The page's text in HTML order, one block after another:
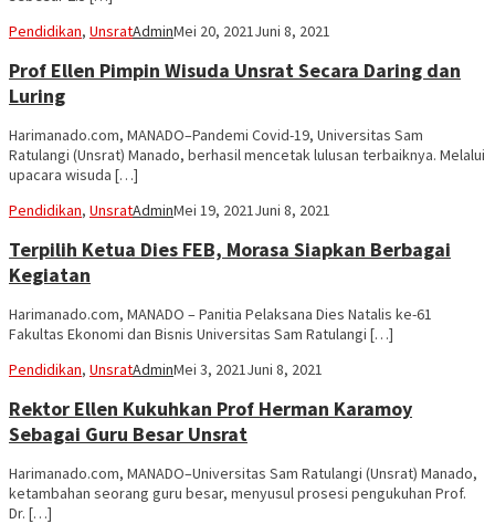
Pendidikan, UnsratAdminMei 20, 2021Juni 8, 2021
Prof Ellen Pimpin Wisuda Unsrat Secara Daring dan
Luring
Harimanado.com, MANADO–Pandemi Covid-19, Universitas Sam
Ratulangi (Unsrat) Manado, berhasil mencetak lulusan terbaiknya. Melalui
upacara wisuda […]
Pendidikan, UnsratAdminMei 19, 2021Juni 8, 2021
Terpilih Ketua Dies FEB, Morasa Siapkan Berbagai
Kegiatan
Harimanado.com, MANADO – Panitia Pelaksana Dies Natalis ke-61
Fakultas Ekonomi dan Bisnis Universitas Sam Ratulangi […]
Pendidikan, UnsratAdminMei 3, 2021Juni 8, 2021
Rektor Ellen Kukuhkan Prof Herman Karamoy
Sebagai Guru Besar Unsrat
Harimanado.com, MANADO–Universitas Sam Ratulangi (Unsrat) Manado,
ketambahan seorang guru besar, menyusul prosesi pengukuhan Prof.
Dr. […]